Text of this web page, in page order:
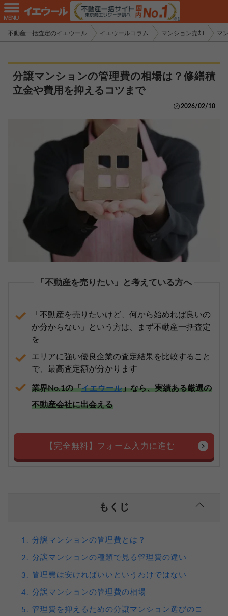
不動産一括査定のイエウール イエウールコラム マンション売却 マ
分譲マンションの管理費の相場は？修繕積
立金や費用を抑えるコツまで
2026/02/10
「不動産を売りたい」と考えている方へ
「不動産を売りたいけど、何から始めれば良いの
か分からない」という方は、まず不動産一括査定
を
エリアに強い優良企業の査定結果を比較すること
で、最高査定額が分かります
業界No.1の「イエウール」なら、実績ある厳選の
不動産会社に出会える
【完全無料】フォーム入力に進む
もくじ
1. 分譲マンションの管理費とは？
2. 分譲マンションの種類で見る管理費の違い
3. 管理費は安ければいいというわけではない
4. 分譲マンションの管理費の相場
5. 管理費を抑えるための分譲マンション選びのコ